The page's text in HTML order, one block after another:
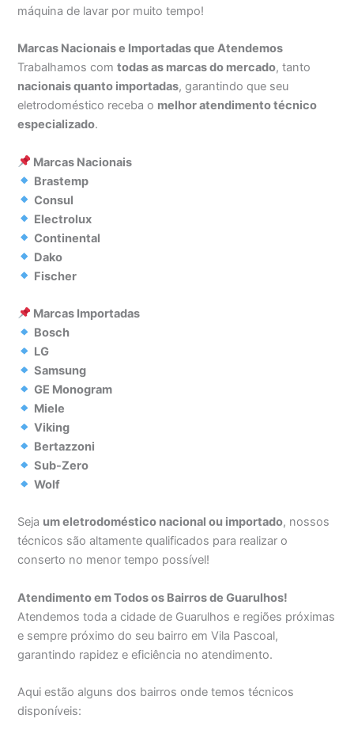
máquina de lavar por muito tempo!
Marcas Nacionais e Importadas que Atendemos
Trabalhamos comtodas as marcas do mercado, tanto
nacionais quanto importadas, garantindo que seu
eletrodoméstico receba o melhor atendimento técnico
especializado.
Marcas Nacionais
Brastemp
Consul
Electrolux
Continental
Dako
Fischer
Marcas Importadas
Bosch
LG
Samsung
GE Monogram
Miele
Viking
Bertazzoni
Sub-Zero
Wolf
Seja um eletrodoméstico nacional ou importado, nossos
técnicos são altamente qualificados para realizar o
conserto no menor tempo possível!
Atendimento em Todos os Bairros de Guarulhos!
Atendemos toda a cidade de Guarulhos e regiões próximas
e sempre próximo do seu bairro em Vila Pascoal,
garantindo rapidez e eficiência no atendimento.
Aqui estão alguns dos bairros onde temos técnicos
disponíveis: